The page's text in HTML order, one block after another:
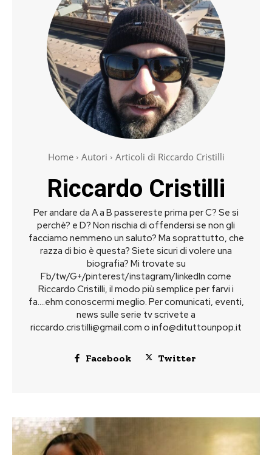
Home Autori Articoli di Riccardo Cristilli
Riccardo Cristilli
Per andare da A a B passereste prima per C? Se si
perchè? e D? Non rischia di offendersi se non gli
facciamo nemmeno un saluto? Ma soprattutto, che
razza di bio è questa? Siete sicuri di volere una
biografia? Mi trovate su
Fb/tw/G+/pinterest/instagram/linkedIn come
Riccardo Cristilli, il modo più semplice per farvi i
fa....ehm conoscermi meglio. Per comunicati, eventi,
news sulle serie tv scrivete a
riccardo.cristilli@gmail.com o info@dituttounpop.it
Facebook Twitter